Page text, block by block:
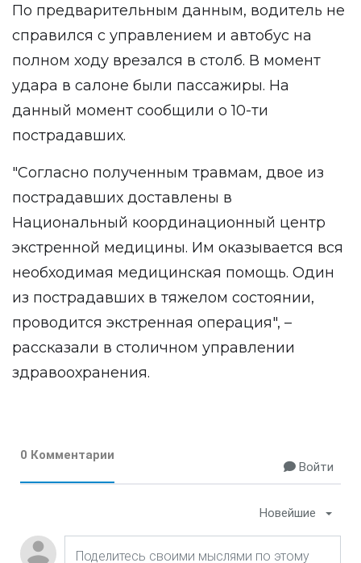
По предварительным данным, водитель не
справился с управлением и автобус на
полном ходу врезался в столб. В момент
удара в салоне были пассажиры. На
данный момент сообщили о 10-ти
пострадавших.
"Согласно полученным травмам, двое из
пострадавших доставлены в
Национальный координационный центр
экстренной медицины. Им оказывается вся
необходимая медицинская помощь. Один
из пострадавших в тяжелом состоянии,
проводится экстренная операция", –
рассказали в столичном управлении
здравоохранения.
0 Комментарии
Войти
Новейшие